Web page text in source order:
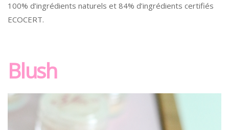
100% d’ingrédients naturels et 84% d’ingrédients certifiés
ECOCERT.
Blush